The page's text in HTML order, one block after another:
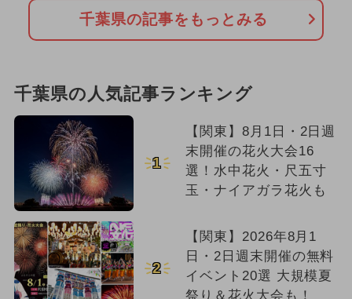
千葉県の記事をもっとみる
千葉県の人気記事ランキング
1
【関東】8月1日・2日週
末開催の花火大会16
選！水中花火・尺五寸
玉・ナイアガラ花火も
2
【関東】2026年8月1
日・2日週末開催の無料
イベント20選 大規模夏
祭り＆花火大会も！